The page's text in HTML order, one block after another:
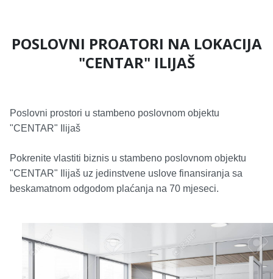
POSLOVNI PROATORI NA LOKACIJA
"CENTAR" ILIJAŠ
Poslovni prostori u stambeno poslovnom objektu
"CENTAR" Ilijaš
Pokrenite vlastiti biznis u stambeno poslovnom objektu
"CENTAR" Ilijaš uz jedinstvene uslove finansiranja sa
beskamatnom odgodom plaćanja na 70 mjeseci.